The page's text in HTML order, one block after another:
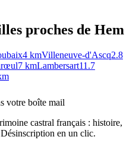
proches de Hem
4 kmVilleneuve-d'Ascq2.8
7 kmLambersart11.7
votre boîte mail
castral français : histoire,
en un clic.